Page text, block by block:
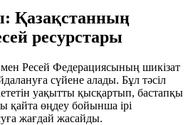
Қазақстанның
ресурстары
Ресей Федерациясының шикізат
сүйене алады. Бұл тәсіл
уақытты қысқартып, бастапқы
қайта өңдеу бойынша ірі
жағдай жасайды.